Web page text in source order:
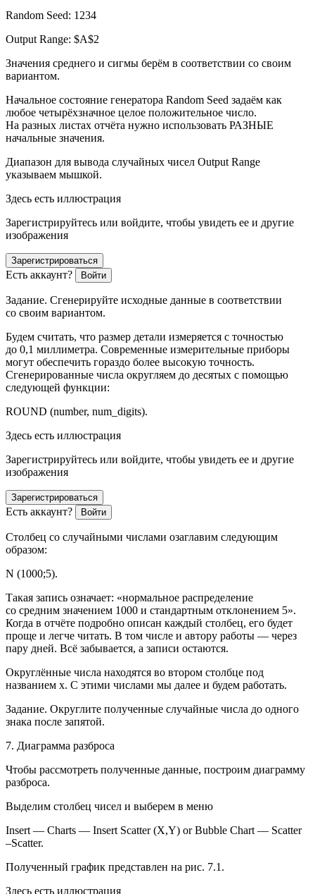
Random Seed: 1234
Output Range: $A$2
Значения среднего и сигмы берём в соответствии со своим
вариантом.
Начальное состояние генератора Random Seed задаём как
любое четырёхзначное целое положительное число.
На разных листах отчёта нужно использовать РАЗНЫЕ
начальные значения.
Диапазон для вывода случайных чисел Output Range
указываем мышкой.
Здесь есть иллюстрация
Зарегистрируйтесь или войдите, чтобы увидеть ее и другие
изображения
Зарегистрироваться
Есть аккаунт? Войти
Задание. Сгенерируйте исходные данные в соответствии
со своим вариантом.
Будем считать, что размер детали измеряется с точностью
до 0,1 миллиметра. Современные измерительные приборы
могут обеспечить гораздо более высокую точность.
Сгенерированные числа округляем до десятых с помощью
следующей функции:
ROUND (number, num_digits).
Здесь есть иллюстрация
Зарегистрируйтесь или войдите, чтобы увидеть ее и другие
изображения
Зарегистрироваться
Есть аккаунт? Войти
Столбец со случайными числами озаглавим следующим
образом:
N (1000;5).
Такая запись означает: «нормальное распределение
со средним значением 1000 и стандартным отклонением 5».
Когда в отчёте подробно описан каждый столбец, его будет
проще и легче читать. В том числе и автору работы — через
пару дней. Всё забывается, а записи остаются.
Округлённые числа находятся во втором столбце под
названием х. С этими числами мы далее и будем работать.
Задание. Округлите полученные случайные числа до одного
знака после запятой.
7. Диаграмма разброса
Чтобы рассмотреть полученные данные, построим диаграмму
разброса.
Выделим столбец чисел и выберем в меню
Insert — Charts — Insert Scatter (X,Y) or Bubble Chart — Scatter
–Scatter.
Полученный график представлен на рис. 7.1.
Здесь есть иллюстрация